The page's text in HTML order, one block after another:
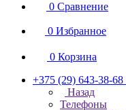
0 Сравнение
0 Избранное
0 Корзина
+375 (29) 643-38-68
Назад
Телефоны